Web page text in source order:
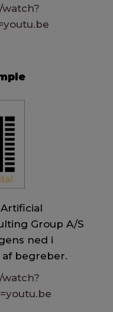
Group A/S
ned i
begreber.